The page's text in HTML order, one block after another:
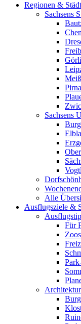
Regionen &
Sachsens
Pirna
Sachsens
Alle
Ausflugsziele &
Für
Architektur